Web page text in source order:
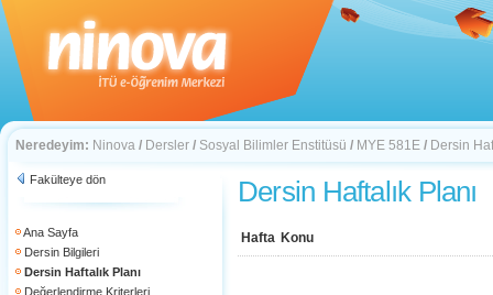
Neredeyim: Ninova / Dersler / Sosyal Bilimler Enstitüsü / MYE 581E / Dersin
Fakülteye dön
Ana Sayfa
Dersin Bilgileri
Dersin Haftalık Planı
Değerlendirme Kriterleri
Dersin Haftalık Planı
Hafta Konu